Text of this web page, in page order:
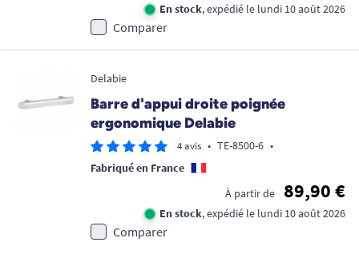
En stock, expédié le lundi 10 août 2026
Comparer
Delabie
Barre d'appui droite poignée
ergonomique Delabie
4 avis • TE-8500-6 •
Fabriqué en France
À partir de
89,90 €
En stock, expédié le lundi 10 août 2026
Comparer